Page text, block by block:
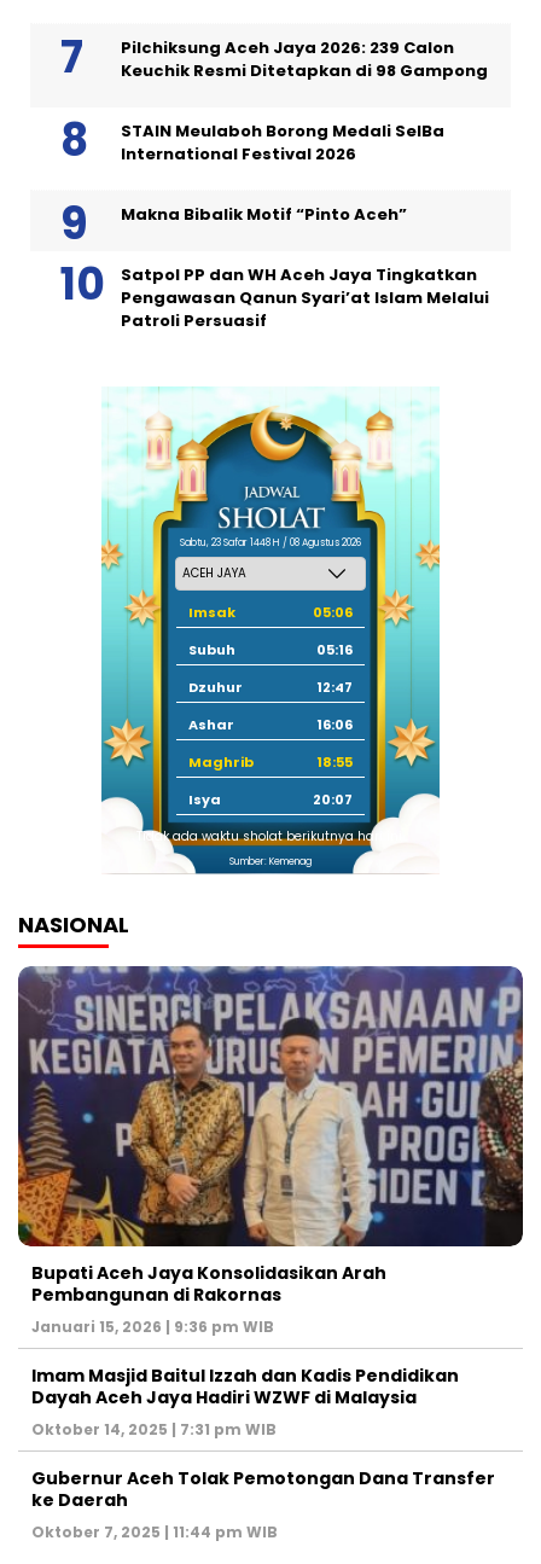
Pilchiksung Aceh Jaya 2026: 239 Calon
Keuchik Resmi Ditetapkan di 98 Gampong
STAIN Meulaboh Borong Medali SeIBa
International Festival 2026
Makna Bibalik Motif “Pinto Aceh”
Satpol PP dan WH Aceh Jaya Tingkatkan
Pengawasan Qanun Syari’at Islam Melalui
Patroli Persuasif
Sabtu, 23 Safar 1448 H / 08 Agustus 2026
Imsak
05:06
Subuh
05:16
Dzuhur
12:47
Ashar
16:06
Maghrib
18:55
Isya
20:07
Tidak ada waktu sholat berikutnya hari ini.
Sumber: Kemenag
NASIONAL
Bupati Aceh Jaya Konsolidasikan Arah
Pembangunan di Rakornas
Januari 15, 2026 | 9:36 pm WIB
Imam Masjid Baitul Izzah dan Kadis Pendidikan
Dayah Aceh Jaya Hadiri WZWF di Malaysia
Oktober 14, 2025 | 7:31 pm WIB
Gubernur Aceh Tolak Pemotongan Dana Transfer
ke Daerah
Oktober 7, 2025 | 11:44 pm WIB